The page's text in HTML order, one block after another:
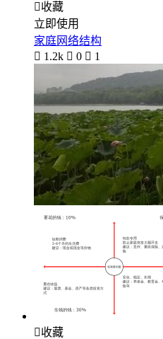
收藏
立即使用
家庭网络结构
 1.2k  0  1
收藏